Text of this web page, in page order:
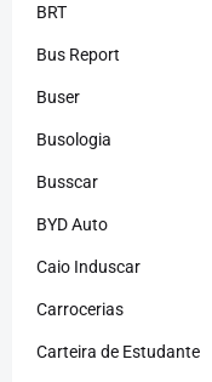
BRT
Bus Report
Buser
Busologia
Busscar
BYD Auto
Caio Induscar
Carrocerias
Carteira de Estudante